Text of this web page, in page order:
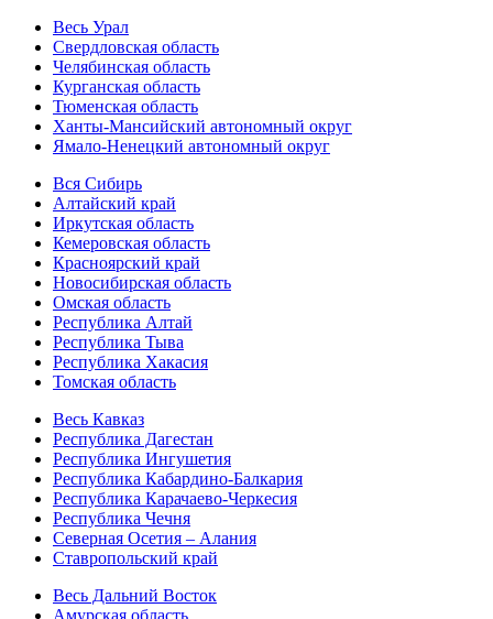
Весь Урал
Свердловская область
Челябинская область
Курганская область
Тюменская область
Ханты-Мансийский автономный округ
Ямало-Ненецкий автономный округ
Вся Сибирь
Алтайский край
Иркутская область
Кемеровская область
Красноярский край
Новосибирская область
Омская область
Республика Алтай
Республика Тыва
Республика Хакасия
Томская область
Весь Кавказ
Республика Дагестан
Республика Ингушетия
Республика Кабардино-Балкария
Республика Карачаево-Черкесия
Республика Чечня
Северная Осетия – Алания
Ставропольский край
Весь Дальний Восток
Амурская область